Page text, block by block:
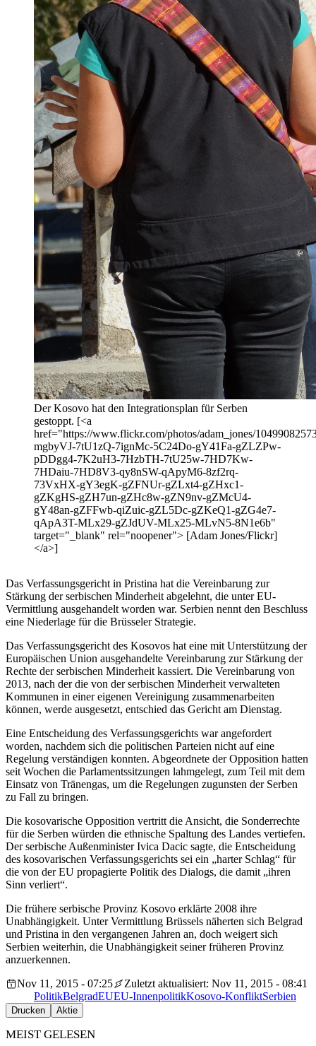
Der Kosovo hat den Integrationsplan für Serben
gestoppt. [<a
href="https://www.flickr.com/photos/adam_jones/
mgbyVJ-7tU1zQ-7ignMc-5C24Do-gY41Fa-gZLZPw-
pDDgg4-7K2uH3-7HzbTH-7tU25w-7HD7Kw-
7HDaiu-7HD8V3-qy8nSW-qApyM6-8zf2rq-
73VxHX-gY3egK-gZFNUr-gZLxt4-gZHxc1-
gZKgHS-gZH7un-gZHc8w-gZN9nv-gZMcU4-
gY48an-gZFFwb-qiZuic-gZL5Dc-gZKeQ1-gZG4e7-
qApA3T-MLx29-gZJdUV-MLx25-MLvN5-8N1e6b"
target="_blank" rel="noopener"> [Adam Jones/Flickr]
</a>]
Das Verfassungsgericht in Pristina hat die Vereinbarung zur
Stärkung der serbischen Minderheit abgelehnt, die unter EU-
Vermittlung ausgehandelt worden war. Serbien nennt den Beschluss
eine Niederlage für die Brüsseler Strategie.
Das Verfassungsgericht des Kosovos hat eine mit Unterstützung der
Europäischen Union ausgehandelte Vereinbarung zur Stärkung der
Rechte der serbischen Minderheit kassiert. Die Vereinbarung von
2013, nach der die von der serbischen Minderheit verwalteten
Kommunen in einer eigenen Vereinigung zusammenarbeiten
können, werde ausgesetzt, entschied das Gericht am Dienstag.
Eine Entscheidung des Verfassungsgerichts war angefordert
worden, nachdem sich die politischen Parteien nicht auf eine
Regelung verständigen konnten. Abgeordnete der Opposition hatten
seit Wochen die Parlamentssitzungen lahmgelegt, zum Teil mit dem
Einsatz von Tränengas, um die Regelungen zugunsten der Serben
zu Fall zu bringen.
Die kosovarische Opposition vertritt die Ansicht, die Sonderrechte
für die Serben würden die ethnische Spaltung des Landes vertiefen.
Der serbische Außenminister Ivica Dacic sagte, die Entscheidung
des kosovarischen Verfassungsgerichts sei ein „harter Schlag“ für
die von der EU propagierte Politik des Dialogs, die damit „ihren
Sinn verliert“.
Die frühere serbische Provinz Kosovo erklärte 2008 ihre
Unabhängigkeit. Unter Vermittlung Brüssels näherten sich Belgrad
und Pristina in den vergangenen Jahren an, doch weigert sich
Serbien weiterhin, die Unabhängigkeit seiner früheren Provinz
anzuerkennen.
Nov 11, 2015 - 07:25
Zuletzt aktualisiert: Nov 11, 2015 - 08:41
PolitikBelgradEUEU-InnenpolitikKosovo-KonfliktSerbien
Drucken Aktie
MEIST GELESEN